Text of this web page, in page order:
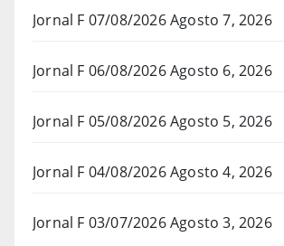
Jornal F 07/08/2026Agosto 7, 2026
Jornal F 06/08/2026Agosto 6, 2026
Jornal F 05/08/2026Agosto 5, 2026
Jornal F 04/08/2026Agosto 4, 2026
Jornal F 03/07/2026Agosto 3, 2026